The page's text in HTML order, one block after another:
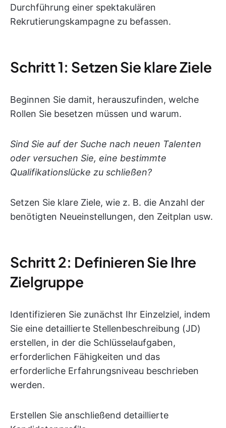
Durchführung einer spektakulären
Rekrutierungskampagne zu befassen.
Schritt 1: Setzen Sie klare Ziele
Beginnen Sie damit, herauszufinden, welche
Rollen Sie besetzen müssen und warum.
Sind Sie auf der Suche nach neuen Talenten
oder versuchen Sie, eine bestimmte
Qualifikationslücke zu schließen?
Setzen Sie klare Ziele, wie z. B. die Anzahl der
benötigten Neueinstellungen, den Zeitplan usw.
Schritt 2: Definieren Sie Ihre
Zielgruppe
Identifizieren Sie zunächst Ihr Einzelziel, indem
Sie eine detaillierte Stellenbeschreibung (JD)
erstellen, in der die Schlüsselaufgaben,
erforderlichen Fähigkeiten und das
erforderliche Erfahrungsniveau beschrieben
werden.
Erstellen Sie anschließend detaillierte